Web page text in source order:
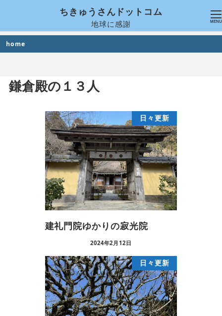
ちきゅうさんドットコム
地球に感謝 MENU
home
鎌倉殿の１３人
日々更新
建礼門院ゆかりの寂光院
2024年2月12日
日々更新